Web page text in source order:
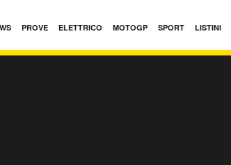
PROVE ELETTRICO MOTOGP SPORT LISTINI